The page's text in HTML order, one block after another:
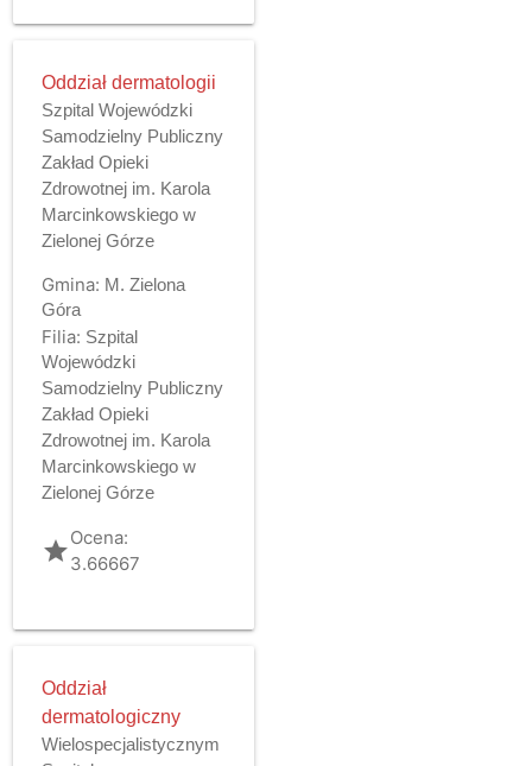
Oddział dermatologii
Szpital Wojewódzki
Samodzielny Publiczny
Zakład Opieki
Zdrowotnej im. Karola
Marcinkowskiego w
Zielonej Górze
Gmina: M. Zielona
Góra
Filia: Szpital
Wojewódzki
Samodzielny Publiczny
Zakład Opieki
Zdrowotnej im. Karola
Marcinkowskiego w
Zielonej Górze
gradeOcena:
3.66667
Oddział
dermatologiczny
Wielospecjalistycznym